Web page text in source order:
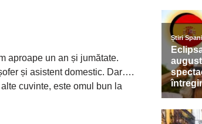
aproape un an și jumătate.
și asistent domestic. Dar….
cuvinte, este omul bun la